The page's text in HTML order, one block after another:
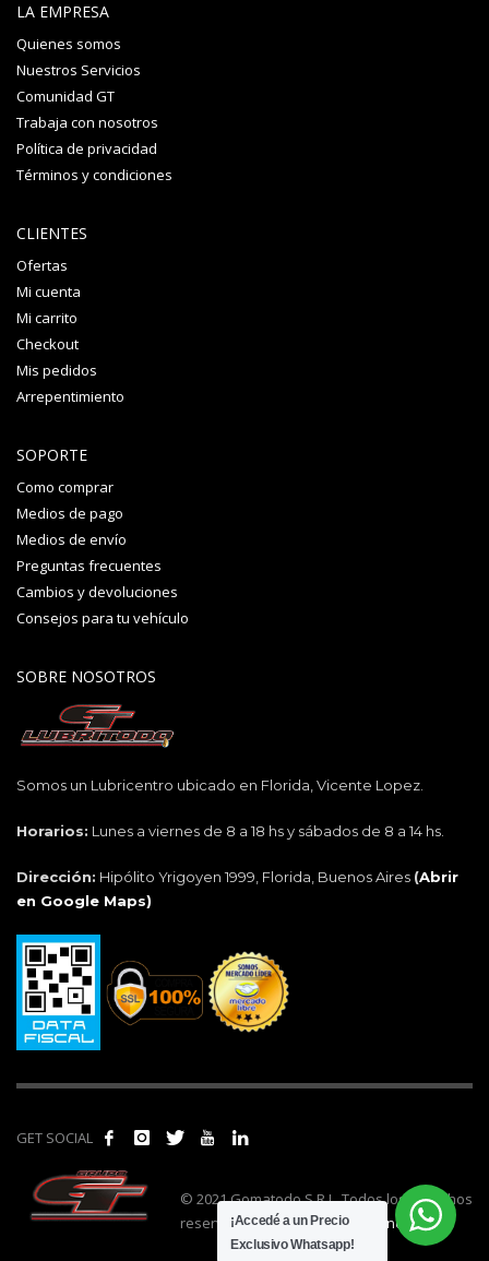
LA EMPRESA
Quienes somos
Nuestros Servicios
Comunidad GT
Trabaja con nosotros
Política de privacidad
Términos y condiciones
CLIENTES
Ofertas
Mi cuenta
Mi carrito
Checkout
Mis pedidos
Arrepentimiento
SOPORTE
Como comprar
Medios de pago
Medios de envío
Preguntas frecuentes
Cambios y devoluciones
Consejos para tu vehículo
SOBRE NOSOTROS
Somos un Lubricentro ubicado en Florida, Vicente Lopez.
Horarios: Lunes a viernes de 8 a 18 hs y sábados de 8 a 14 hs.
Dirección: Hipólito Yrigoyen 1999, Florida, Buenos Aires (Abrir
en Google Maps)
GET SOCIAL
© 2021 Gomatodo S.R.L. Todos los derechos
reservados. | Realizado por
cónclave.
¡Accedé a un Precio
Exclusivo Whatsapp!